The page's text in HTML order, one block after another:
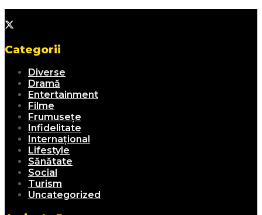
Categorii
Diverse
Dramă
Entertainment
Filme
Frumusețe
Infidelitate
Internațional
Lifestyle
Sănătate
Social
Turism
Uncategorized